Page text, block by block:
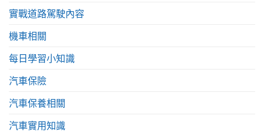
實戰道路駕駛內容
機車相關
每日學習小知識
汽車保險
汽車保養相關
汽車實用知識